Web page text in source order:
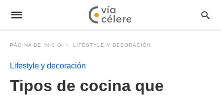
PÁGINA DE INICIO LIFESTYLE Y DECORACIÓN
Lifestyle y decoración
Tipos de cocina que